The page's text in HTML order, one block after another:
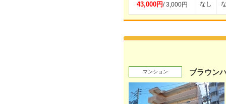
43,000円/ 3,000円 なし
マンション ブラウン